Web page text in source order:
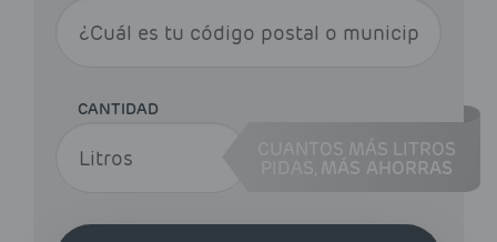
CANTIDAD
CUANTOS MÁS LITROS
MÁS AHORRAS